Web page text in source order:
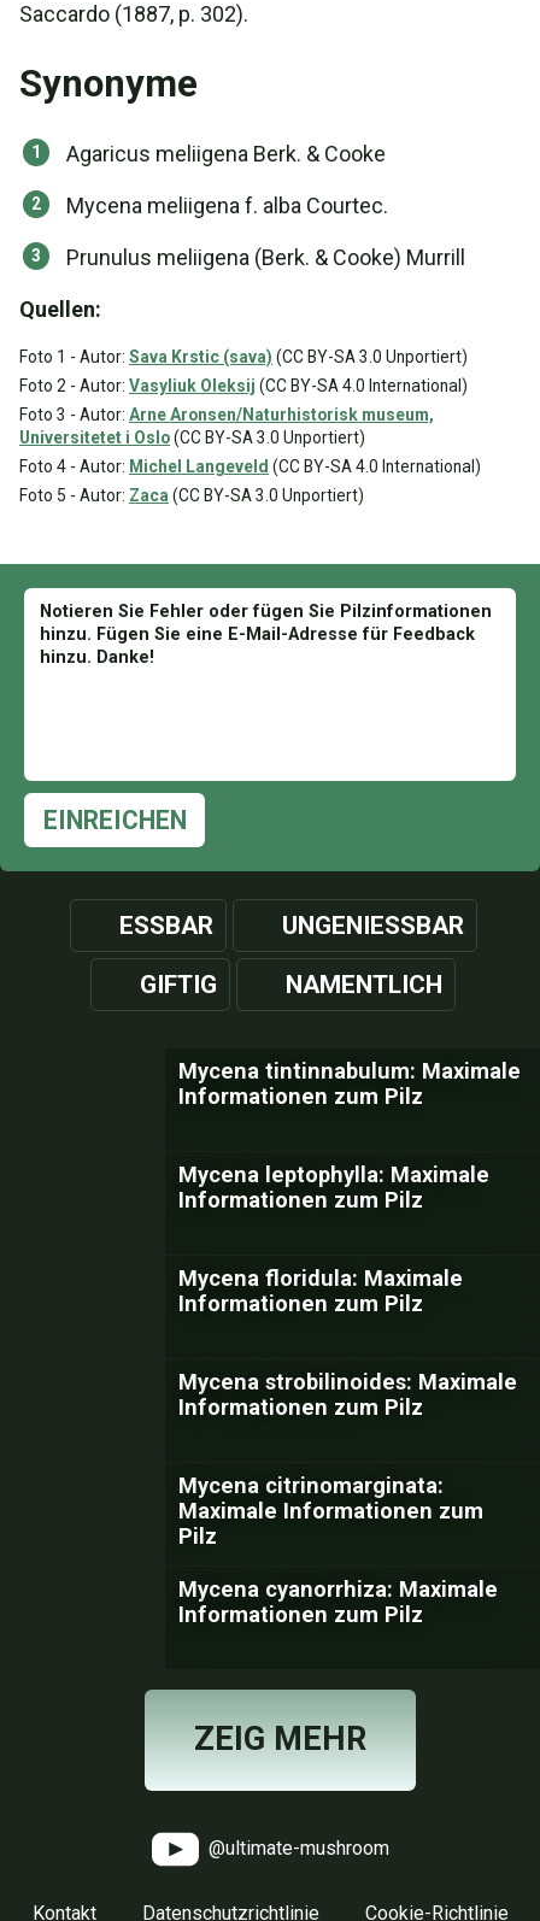
Saccardo (1887, p. 302).
Synonyme
Agaricus meliigena Berk. & Cooke
Mycena meliigena f. alba Courtec.
Prunulus meliigena (Berk. & Cooke) Murrill
Quellen:
Foto 1 - Autor: Sava Krstic (sava) (CC BY-SA 3.0 Unportiert)
Foto 2 - Autor: Vasyliuk Oleksij (CC BY-SA 4.0 International)
Foto 3 - Autor: Arne Aronsen/Naturhistorisk museum,
Universitetet i Oslo(CC BY-SA 3.0 Unportiert)
Foto 4 - Autor: Michel Langeveld (CC BY-SA 4.0 International)
Foto 5 - Autor: Zaca (CC BY-SA 3.0 Unportiert)
EINREICHEN
ESSBAR UNGENIESSBAR
GIFTIG NAMENTLICH
Mycena tintinnabulum: Maximale
Informationen zum Pilz
Mycena leptophylla: Maximale
Informationen zum Pilz
Mycena floridula: Maximale
Informationen zum Pilz
Mycena strobilinoides: Maximale
Informationen zum Pilz
Mycena citrinomarginata:
Maximale Informationen zum
Pilz
Mycena cyanorrhiza: Maximale
Informationen zum Pilz
ZEIG MEHR
@ultimate-mushroom
Kontakt Datenschutzrichtlinie Cookie-Richtlinie